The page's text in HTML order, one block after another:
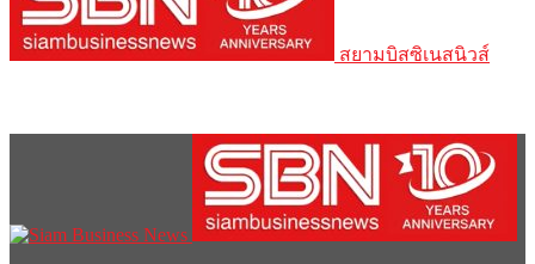
สยามบิสซิเนสนิวส์